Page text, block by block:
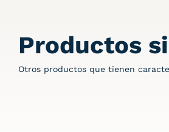
Productos
Otros productos que tienen